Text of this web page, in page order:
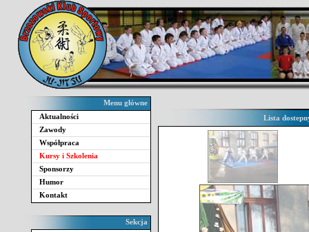
Menu główne
Aktualności
Zawody
Współpraca
Kursy i Szkolenia
Sponsorzy
Humor
Kontakt
Sekcja
Lista